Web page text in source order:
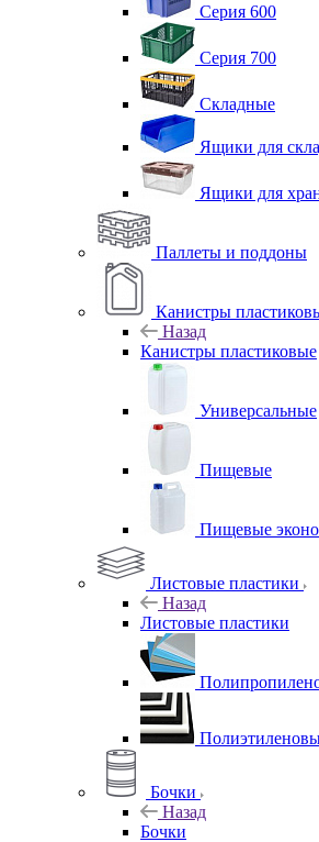
Серия 600
Серия 700
Складные
Ящики для
Ящики для
Паллеты и поддоны
Канистры
Назад
Канистры пластиковые
Универсальные
Пищевые
Пищевые
Листовые пластики
Назад
Листовые пластики
Бочки
Назад
Бочки